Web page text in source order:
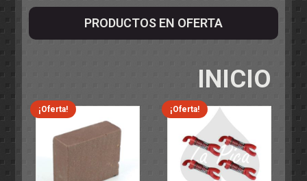
PRODUCTOS EN OFERTA
INICIO
¡Oferta! ¡Oferta!